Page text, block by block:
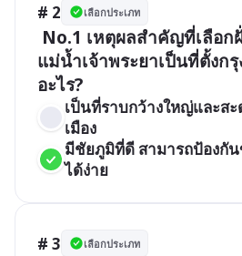
# 2 เลือกประเภท
แม่น้ำเจ้าพระยาเป็นที่ตั้งก
อะไร?
เป็นที่ราบกว้างใหญ่และส
เมือง
มีชัยภูมิที่ดี สามารถป้องกั
ได้ง่าย
# 3 เลือกประเภท